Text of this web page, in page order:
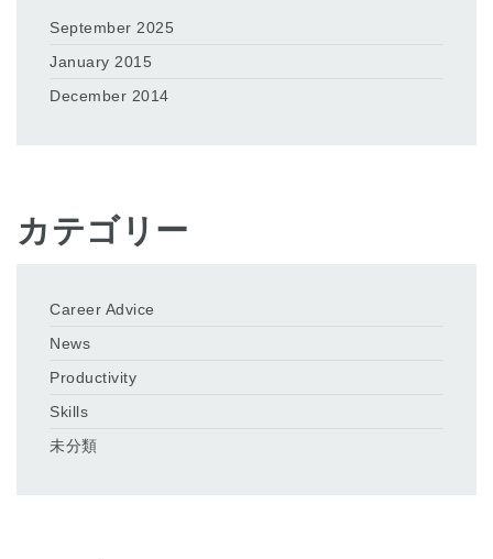
September 2025
January 2015
December 2014
カテゴリー
Career Advice
News
Productivity
Skills
未分類